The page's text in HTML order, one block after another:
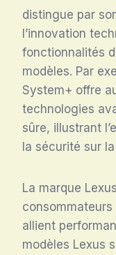
distingue par
l’innovation
fonctionnalités
modèles. Par
System+ offre
technologies
sûre, illustrant
la sécurité sur
La marque
allient
modèles Lexus